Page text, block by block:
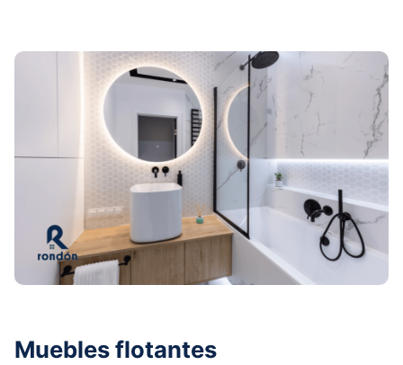
Muebles flotantes